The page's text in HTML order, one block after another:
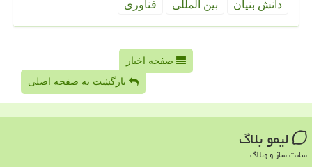
دانش بنیان
بین المللی فناوری
صفحه اخبار
بازگشت به صفحه اصلی
لیمو بلاگ
سایت ساز و وبلاگ